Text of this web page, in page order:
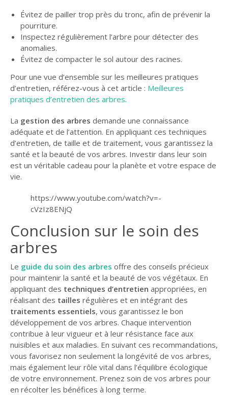
Évitez de pailler trop près du tronc, afin de prévenir la
pourriture.
Inspectez régulièrement l’arbre pour détecter des
anomalies.
Évitez de compacter le sol autour des racines.
Pour une vue d’ensemble sur les meilleures pratiques
d’entretien, référez-vous à cet article : Meilleures
pratiques d’entretien des arbres.
La gestion des arbres demande une connaissance
adéquate et de l’attention. En appliquant ces techniques
d’entretien, de taille et de traitement, vous garantissez la
santé et la beauté de vos arbres. Investir dans leur soin
est un véritable cadeau pour la planète et votre espace de
vie.
https://www.youtube.com/watch?v=-
cVzIz8ENjQ
Conclusion sur le soin des
arbres
Le guide du soin des arbres offre des conseils précieux
pour maintenir la santé et la beauté de vos végétaux. En
appliquant des techniques d’entretien appropriées, en
réalisant des tailles régulières et en intégrant des
traitements essentiels, vous garantissez le bon
développement de vos arbres. Chaque intervention
contribue à leur vigueur et à leur résistance face aux
nuisibles et aux maladies. En suivant ces recommandations,
vous favorisez non seulement la longévité de vos arbres,
mais également leur rôle vital dans l’équilibre écologique
de votre environnement. Prenez soin de vos arbres pour
en récolter les bénéfices à long terme.